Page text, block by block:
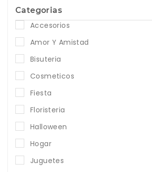
Categorias
Accesorios
Amor Y Amistad
Bisuteria
Cosmeticos
Fiesta
Floristeria
Halloween
Hogar
Juguetes